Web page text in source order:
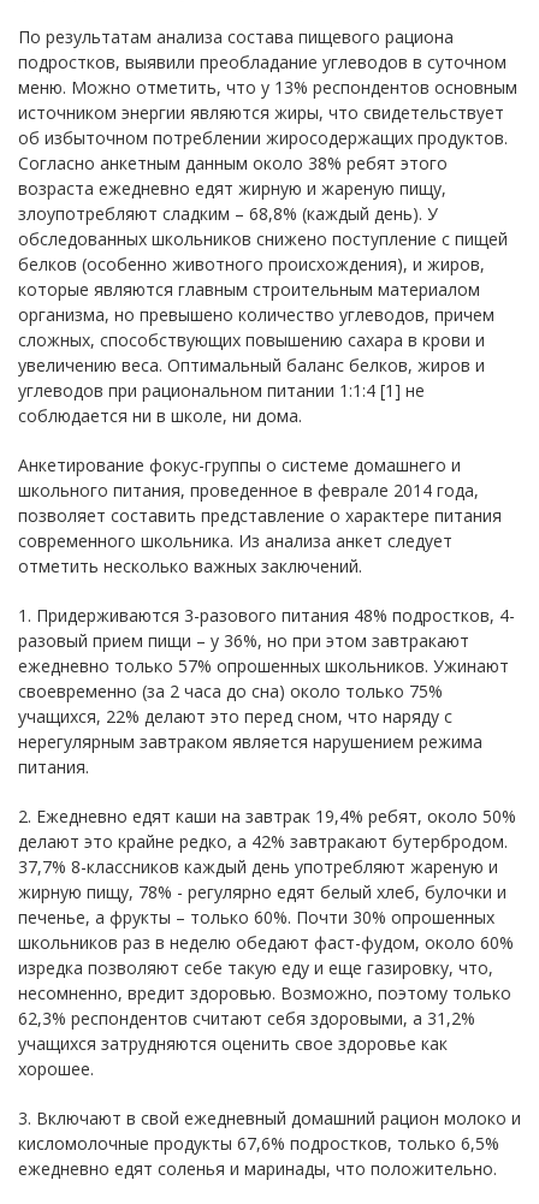
По результатам анализа состава пищевого рациона
подростков, выявили преобладание углеводов в суточном
меню. Можно отметить, что у 13% респондентов основным
источником энергии являются жиры, что свидетельствует
об избыточном потреблении жиросодержащих продуктов.
Согласно анкетным данным около 38% ребят этого
возраста ежедневно едят жирную и жареную пищу,
злоупотребляют сладким – 68,8% (каждый день). У
обследованных школьников снижено поступление с пищей
белков (особенно животного происхождения), и жиров,
которые являются главным строительным материалом
организма, но превышено количество углеводов, причем
сложных, способствующих повышению сахара в крови и
увеличению веса. Оптимальный баланс белков, жиров и
углеводов при рациональном питании 1:1:4 [1] не
соблюдается ни в школе, ни дома.
Анкетирование фокус-группы о системе домашнего и
школьного питания, проведенное в феврале 2014 года,
позволяет составить представление о характере питания
современного школьника. Из анализа анкет следует
отметить несколько важных заключений.
1. Придерживаются 3-разового питания 48% подростков, 4-
разовый прием пищи – у 36%, но при этом завтракают
ежедневно только 57% опрошенных школьников. Ужинают
своевременно (за 2 часа до сна) около только 75%
учащихся, 22% делают это перед сном, что наряду с
нерегулярным завтраком является нарушением режима
питания.
2. Ежедневно едят каши на завтрак 19,4% ребят, около 50%
делают это крайне редко, а 42% завтракают бутербродом.
37,7% 8-классников каждый день употребляют жареную и
жирную пищу, 78% - регулярно едят белый хлеб, булочки и
печенье, а фрукты – только 60%. Почти 30% опрошенных
школьников раз в неделю обедают фаст-фудом, около 60%
изредка позволяют себе такую еду и еще газировку, что,
несомненно, вредит здоровью. Возможно, поэтому только
62,3% респондентов считают себя здоровыми, а 31,2%
учащихся затрудняются оценить свое здоровье как
хорошее.
3. Включают в свой ежедневный домашний рацион молоко и
кисломолочные продукты 67,6% подростков, только 6,5%
ежедневно едят соленья и маринады, что положительно.